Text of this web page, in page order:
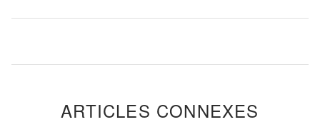
ARTICLES CONNEXES